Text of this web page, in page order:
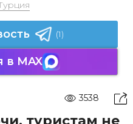
(1)
в MAX
3538
туристам не